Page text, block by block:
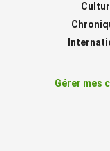
Gérer mes